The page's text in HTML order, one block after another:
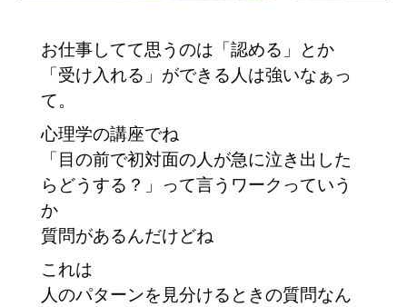
お仕事してて思うのは「認める」とか
「受け入れる」ができる人は強いなぁっ
て。
心理学の講座でね
「目の前で初対面の人が急に泣き出した
らどうする？」って言うワークっていう
か
質問があるんだけどね
これは
人のパターンを見分けるときの質問なん